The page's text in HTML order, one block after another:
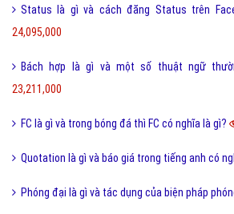
Status là gì và cách đăng Status trên
24,095,000
Bách hợp là gì và một số thuật ngữ
23,211,000
FC là gì và trong bóng đá thì FC có nghĩa là gì?
Quotation là gì và báo giá trong tiếng anh có
Phóng đại là gì và tác dụng của biện pháp